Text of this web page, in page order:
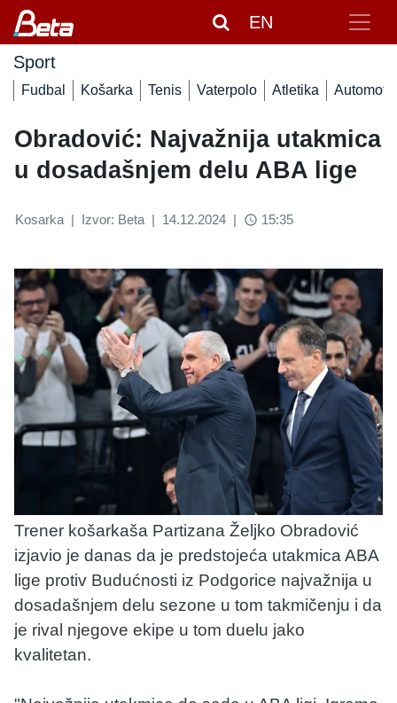
EN
Sport
Fudbal Košarka Tenis Vaterpolo Atletika Automoto
Obradović: Najvažnija utakmica
u dosadašnjem delu ABA lige
Kosarka | Izvor: Beta | 14.12.2024 | access_time 15:35
Trener košarkaša Partizana Željko Obradović
izjavio je danas da je predstojeća utakmica ABA
lige protiv Budućnosti iz Podgorice najvažnija u
dosadašnjem delu sezone u tom takmičenju i da
je rival njegove ekipe u tom duelu jako
kvalitetan.